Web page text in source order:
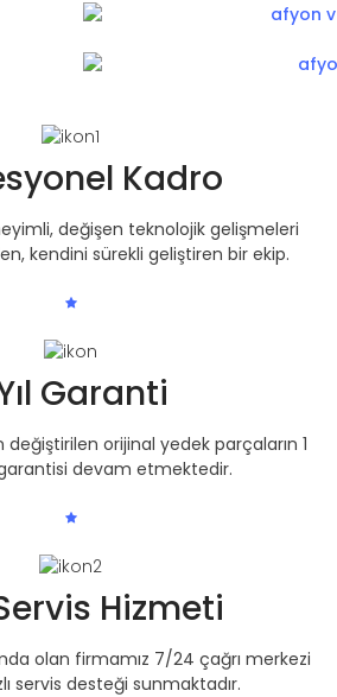
Kadro
değişen teknolojik gelişmeleri
kendini sürekli geliştiren bir ekip.
Garanti
değiştirilen orijinal yedek parçaların 1
devam etmektedir.
Servis Hizmeti
olan firmamız 7/24 çağrı merkezi
servis desteği sunmaktadır.